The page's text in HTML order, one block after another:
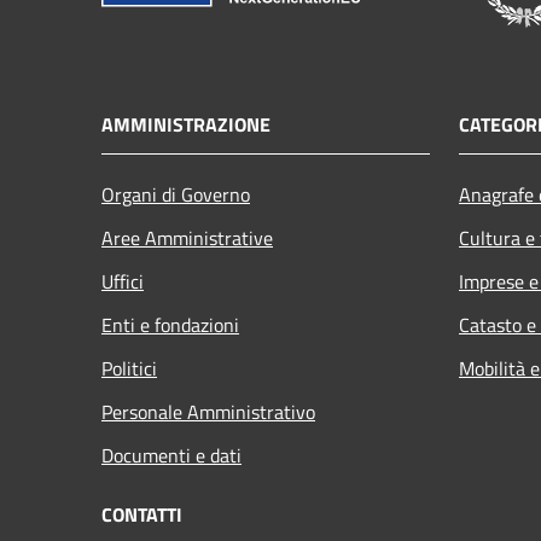
AMMINISTRAZIONE
Organi di Governo
Aree Amministrative
Uffici
Enti e fondazioni
Politici
Personale Amministrativo
Documenti e dati
Cultura
Imprese
Catasto
Mobilità
CONTATTI